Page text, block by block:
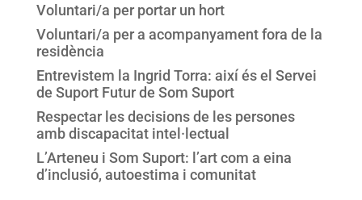
Voluntari/a per portar un hort
Voluntari/a per a acompanyament fora de la
residència
Entrevistem la Ingrid Torra: així és el Servei
de Suport Futur de Som Suport
Respectar les decisions de les persones
amb discapacitat intel·lectual
L’Arteneu i Som Suport: l’art com a eina
d’inclusió, autoestima i comunitat